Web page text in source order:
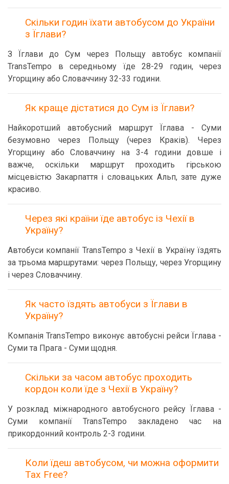
Скільки годин їхати автобусом до України
з Їглави?
З Їглави до Сум через Польщу автобус компанії
TransTempo в середньому їде 28-29 годин, через
Угорщину або Словаччину 32-33 години.
Як краще дістатися до Сум із Їглави?
Найкоротший автобусний маршрут Їглава - Суми
безумовно через Польщу (через Краків). Через
Угорщину або Словаччину на 3-4 години довше і
важче, оскільки маршрут проходить гірською
місцевістю Закарпаття і словацьких Альп, зате дуже
красиво.
Через які країни їде автобус із Чехії в
Україну?
Автобуси компанії TransTempo з Чехії в Україну їздять
за трьома маршрутами: через Польщу, через Угорщину
і через Словаччину.
Як часто їздять автобуси з Їглави в
Україну?
Компанія TransTempo виконує автобусні рейси Їглава -
Суми та Прага - Суми щодня.
Скільки за часом автобус проходить
кордон коли їде з Чехії в Україну?
У розклад міжнародного автобусного рейсу Їглава -
Суми компанії TransTempo закладено час на
прикордонний контроль 2-3 години.
Коли їдеш автобусом, чи можна оформити
Tax Free?